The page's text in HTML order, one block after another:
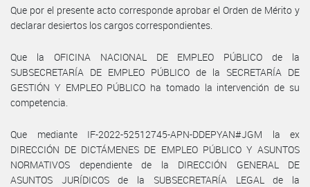
Que por el presente acto corresponde aprobar el Orden de Mérito y
declarar desiertos los cargos correspondientes.
Que la OFICINA NACIONAL DE EMPLEO PÚBLICO de la
SUBSECRETARÍA DE EMPLEO PÚBLICO de la SECRETARÍA DE
GESTIÓN Y EMPLEO PÚBLICO ha tomado la intervención de su
competencia.
Que mediante IF-2022-52512745-APN-DDEPYAN#JGM la ex
DIRECCIÓN DE DICTÁMENES DE EMPLEO PÚBLICO Y ASUNTOS
NORMATIVOS dependiente de la DIRECCIÓN GENERAL DE
ASUNTOS JURÍDICOS de la SUBSECRETARÍA LEGAL de la